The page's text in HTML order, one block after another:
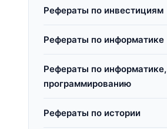
Рефераты по инвестициям
Рефераты по информатике
Рефераты по информатике,
программированию
Рефераты по истории